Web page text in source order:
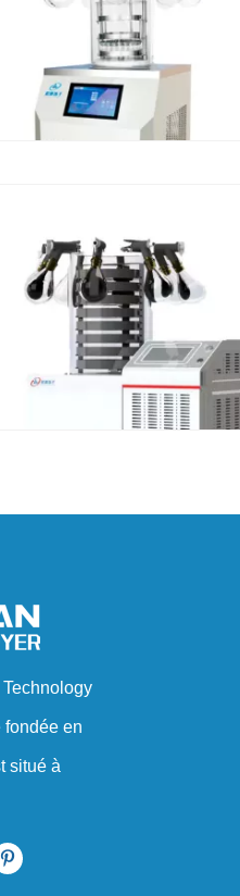
fondée en
situé à